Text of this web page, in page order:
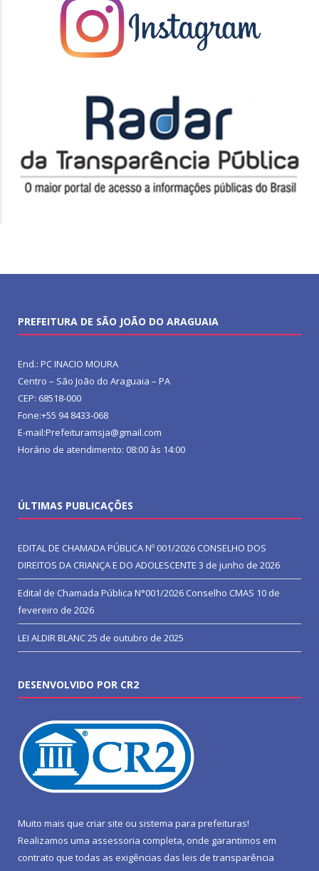
PREFEITURA DE SÃO JOÃO DO ARAGUAIA
End.: PC INACIO MOURA
Centro – São João do Araguaia – PA
CEP: 68518-000
Fone:+55 94 8433-068
E-mail:Prefeituramsja@gmail.com
Horário de atendimento: 08:00 às 14:00
ÚLTIMAS PUBLICAÇÕES
EDITAL DE CHAMADA PÚBLICA Nº 001/2026 CONSELHO DOS
DIREITOS DA CRIANÇA E DO ADOLESCENTE 3 de junho de 2026
Edital de Chamada Pública N°001/2026 Conselho CMAS 10 de
fevereiro de 2026
LEI ALDIR BLANC25 de outubro de 2025
DESENVOLVIDO POR CR2
Muito mais que criar site ou sistema para prefeituras!
Realizamos uma assessoria completa, onde garantimos em
contrato que todas as exigências das leis de transparência